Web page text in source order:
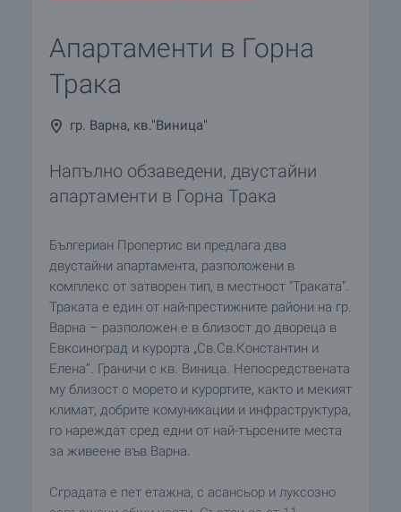
Aпартаменти в Горна
Трака
гр. Варна, кв."Виница"
Напълно обзаведени, двустайни
апартаменти в Горна Трака
Бългериан Пропертис ви предлага два
двустайни апартамента, разположени в
комплекс от затворен тип, в местност "Траката".
Траката е един от най-престижните райони на гр.
Варна – разположен е в близост до двореца в
Евксиноград и курорта „Св.Св.Константин и
Елена”. Граничи с кв. Виница. Непосредствената
му близост с морето и курортите, както и мекият
климат, добрите комуникации и инфраструктура,
го нареждат сред едни от най-търсените места
за живеене във Варна.
Сградата е пет етажна, с асансьор и луксозно